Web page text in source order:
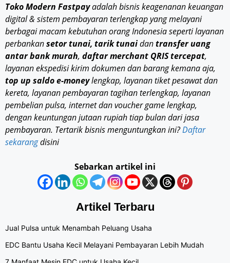
Toko Modern Fastpayadalah bisnis keagenanan keuangan
digital & sistem pembayaran terlengkap yang melayani
berbagai macam kebutuhan orang Indonesia seperti layanan
perbankansetor tunai, tarik tunaidantransfer uang
antar bank murah, daftar merchant QRIS tercepat,
layanan ekspedisi kirim dokumen dan barang kemana aja,
top up saldo e-moneylengkap, layanan tiket pesawat dan
kereta, layanan pembayaran tagihan terlengkap, layanan
pembelian pulsa, internet dan voucher game lengkap,
dengan keuntungan jutaan rupiah tiap bulan dari jasa
pembayaran. Tertarik bisnis menguntungkan ini?Daftar
sekarangdisini
Sebarkan artikel ini
Artikel Terbaru
Jual Pulsa untuk Menambah Peluang Usaha
EDC Bantu Usaha Kecil Melayani Pembayaran Lebih Mudah